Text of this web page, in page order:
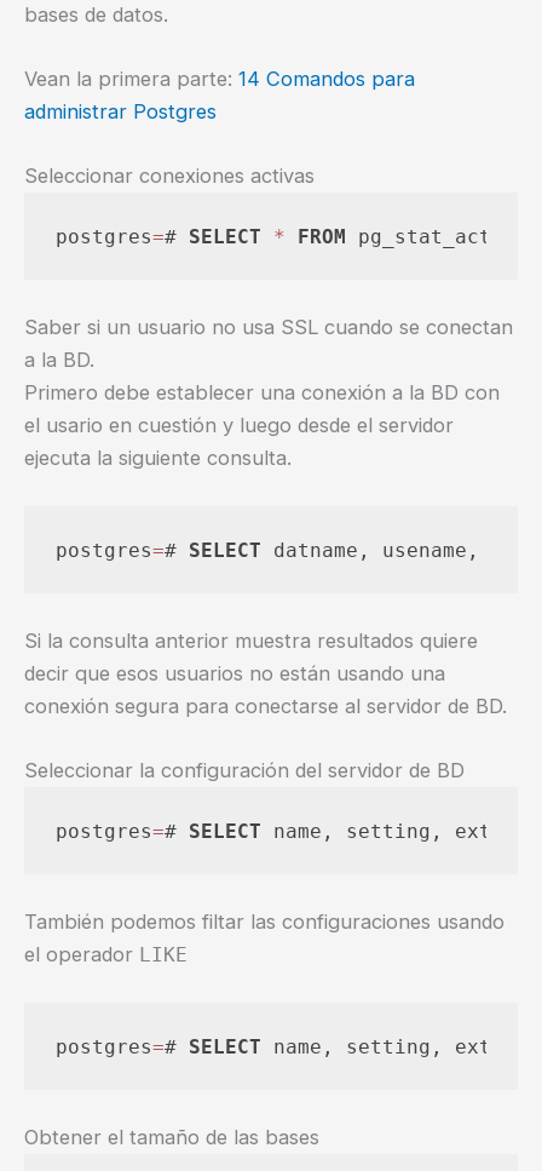
bases de datos.
Vean la primera parte: 14 Comandos para
administrar Postgres
Seleccionar conexiones activas
postgres=# SELECT * FROM
Saber si un usuario no usa SSL cuando se conectan
a la BD.
Primero debe establecer una conexión a la BD con
el usario en cuestión y luego desde el servidor
ejecuta la siguiente consulta.
postgres=# SELECT datname, usename,
Si la consulta anterior muestra resultados quiere
decir que esos usuarios no están usando una
conexión segura para conectarse al servidor de BD.
Seleccionar la configuración del servidor de BD
postgres=# SELECT name, setting,
También podemos filtar las configuraciones usando
el operador LIKE
postgres=# SELECT name, setting,
Obtener el tamaño de las bases